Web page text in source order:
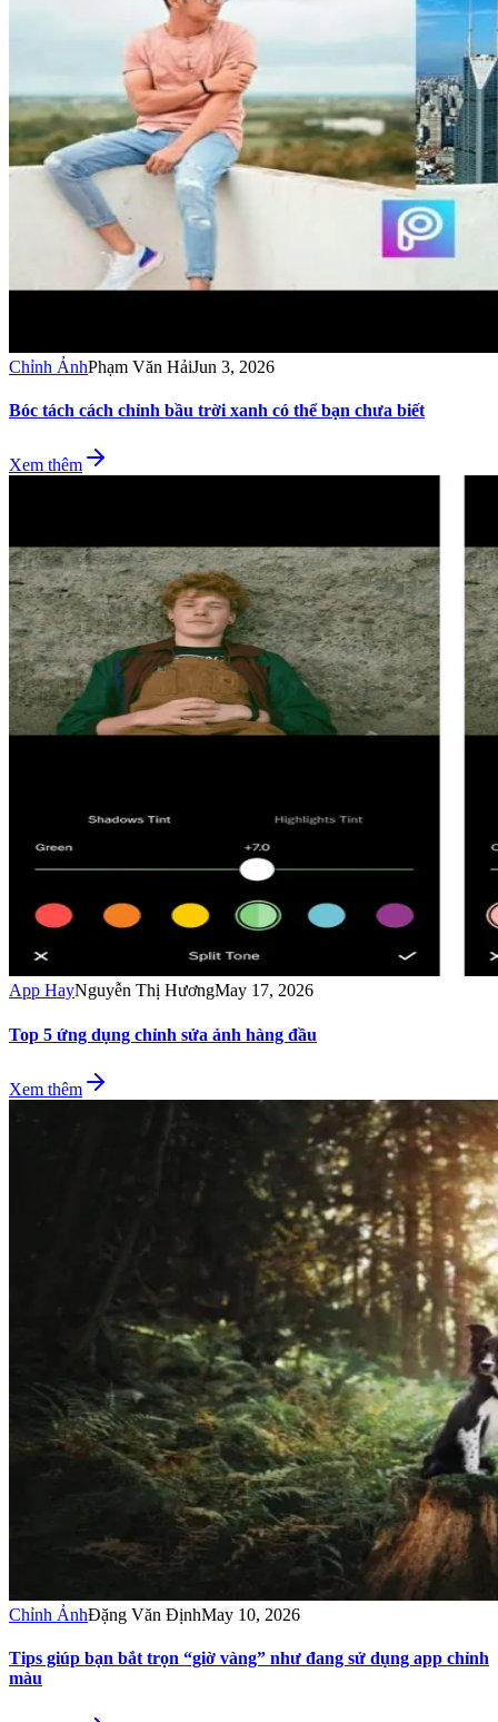
Chỉnh ẢnhPhạm Văn HảiJun 3, 2026
Bóc tách cách chỉnh bầu trời xanh có thể bạn chưa biết
Xem thêm
App HayNguyễn Thị HươngMay 17, 2026
Top 5 ứng dụng chỉnh sửa ảnh hàng đầu
Xem thêm
Chỉnh ẢnhĐặng Văn ĐịnhMay 10, 2026
Tips giúp bạn bắt trọn “giờ vàng” như đang sử dụng app chỉnh
màu